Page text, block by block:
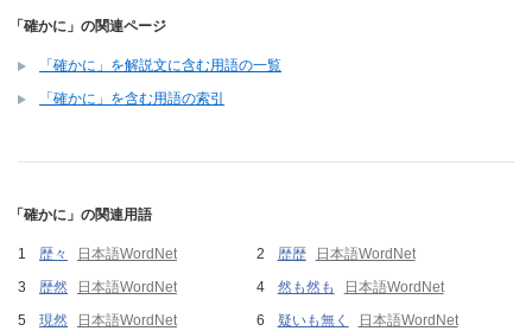
「確かに」の関連ページ
「確かに」を解説文に含む用語の一覧
「確かに」を含む用語の索引
「確かに」の関連用語
歴々 日本語WordNet 歴歴
日本語WordNet
歴然
日本語WordNet 然も然も
日本語WordNet
現然
日本語WordNet 疑いも無く 日本語WordNet